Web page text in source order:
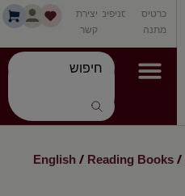
כרטיס
מתנה
סניפים יצירת
קשר
English / Reading Books /